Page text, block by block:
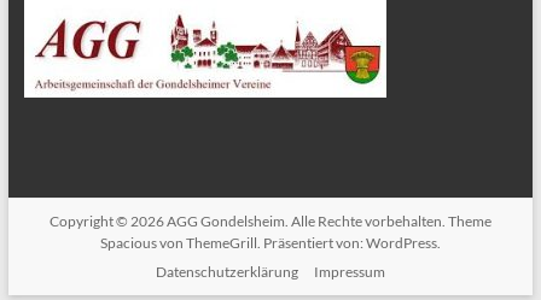
Copyright © 2026AGG Gondelsheim . Alle Rechte vorbehalten. Theme
Spaciousvon ThemeGrill. Präsentiert von: WordPress.
Datenschutzerklärung
Impressum